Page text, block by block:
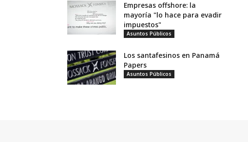
Empresas offshore: la
mayoría "lo hace para evadir
impuestos"
Asuntos Públicos
Los santafesinos en Panamá
Papers
Asuntos Públicos